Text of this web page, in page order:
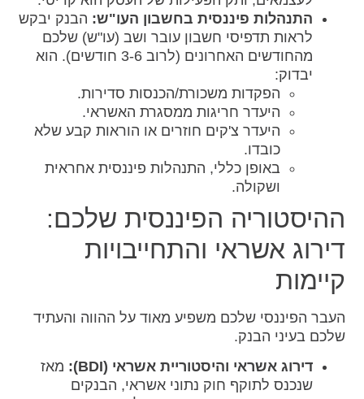
התנהלות פיננסית בחשבון העו"ש: הבנק יבקש
לראות תדפיסי חשבון עובר ושב (עו"ש) שלכם
מהחודשים האחרונים (לרוב 3-6 חודשים). הוא
יבדוק:
הפקדות משכורת/הכנסות סדירות.
היעדר חריגות ממסגרת האשראי.
היעדר צ'קים חוזרים או הוראות קבע שלא
כובדו.
באופן כללי, התנהלות פיננסית אחראית
ושקולה.
ההיסטוריה הפיננסית שלכם:
דירוג אשראי והתחייבויות
קיימות
העבר הפיננסי שלכם משפיע מאוד על ההווה והעתיד
שלכם בעיני הבנק.
דירוג אשראי והיסטוריית אשראי (BDI):
מאז
שנכנס לתוקף חוק נתוני אשראי, הבנקים